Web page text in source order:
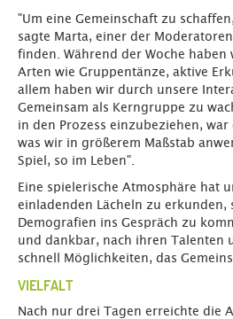
"Um eine Gemeinschaft zu
sagte Marta, einer der
finden. Während der Woche
Arten wie Gruppentänze, aktive
allem haben wir durch unsere
Gemeinsam als Kerngruppe zu
in den Prozess einzubeziehen,
was wir in größerem Maßstab
Spiel, so im Leben".
Eine spielerische Atmosphäre hat
einladenden Lächeln zu erkunden,
Demografien ins Gespräch zu
und dankbar, nach ihren Talenten
schnell Möglichkeiten, das
VIELFALT
Nach nur drei Tagen erreichte die